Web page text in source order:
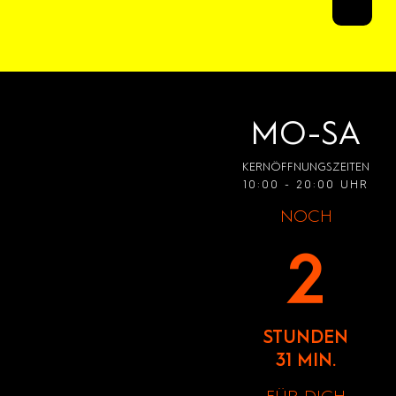
MO-SA
KERNÖFFNUNGSZEITEN
10:00 - 20:00 UHR
NOCH
2
STUNDEN
31 MIN.